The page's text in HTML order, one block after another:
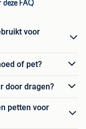
deze FAQ
voor
of pet?
door dragen?
petten voor